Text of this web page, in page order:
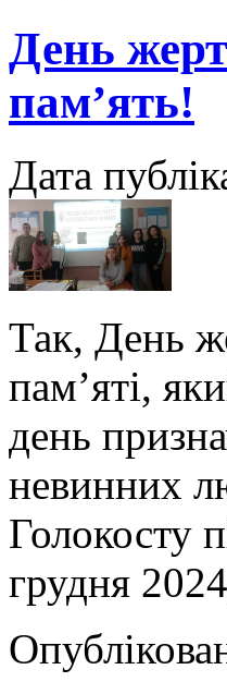
День
пам’ять!
Дата
Так, День
пам’яті,
день
невинних
Голокосту
грудня